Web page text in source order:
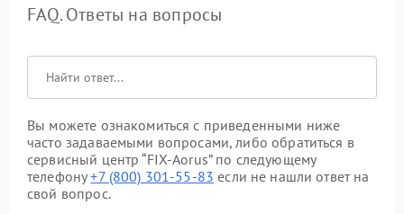
FAQ. Ответы на вопросы
Вы можете ознакомиться с приведенными ниже
часто задаваемыми вопросами, либо обратиться в
сервисный центр “FIX-Aorus” по следующему
телефону+7 (800) 301-55-83 если не нашли ответ на
свой вопрос.